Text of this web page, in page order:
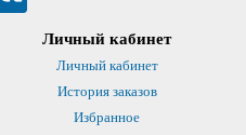
Личный кабинет
Личный кабинет
История заказов
Избранное